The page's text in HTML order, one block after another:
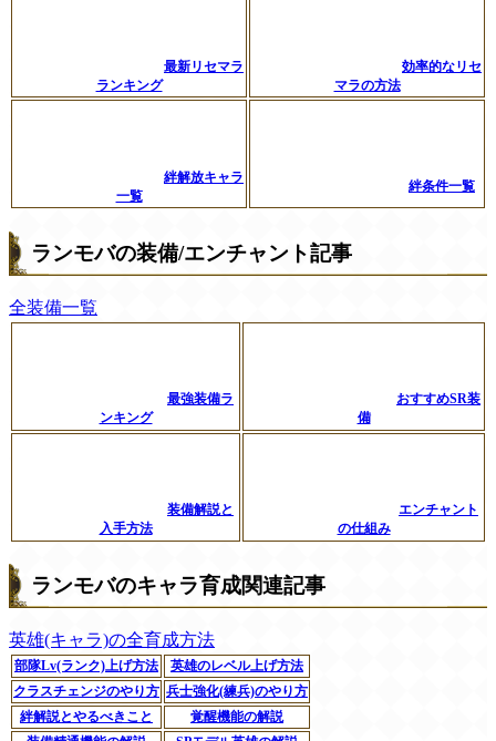
最新リセマラ
ランキング
効率的なリセ
マラの方法
絆解放キャラ
一覧
絆条件一覧
ランモバの装備/エンチャント記事
全装備一覧
最強装備ラ
ンキング
おすすめSR装
備
装備解説と
入手方法
エンチャント
の仕組み
ランモバのキャラ育成関連記事
英雄(キャラ)の全育成方法
部隊Lv(ランク)上げ方法
英雄のレベル上げ方法
クラスチェンジのやり方 兵士強化(練兵)のやり方
絆解説とやるべきこと
覚醒機能の解説